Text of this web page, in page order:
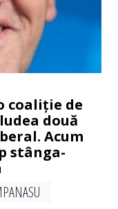
coaliție de
două
Acum
stânga-